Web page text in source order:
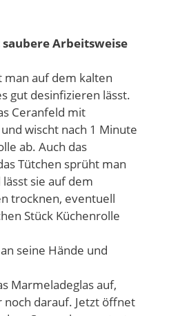
Arbeitsweise
auf dem kalten
gut desinfizieren lässt.
Ceranfeld mit
wischt nach 1 Minute
ab. Auch das
Tütchen sprüht man
sie auf dem
trocknen, eventuell
Stück Küchenrolle
seine Hände und
Marmeladeglas auf,
noch darauf. Jetzt öffnet